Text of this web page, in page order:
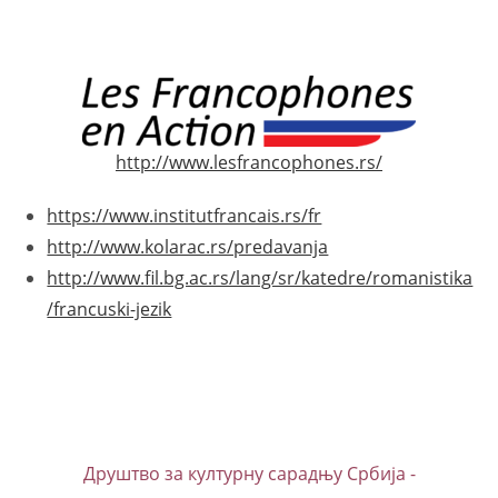
http://www.lesfrancophones.rs/
https://www.institutfrancais.rs/fr
http://www.kolarac.rs/predavanja
http://www.fil.bg.ac.rs/lang/sr/katedre/romanistika
/francuski-jezik
Друштво за културну сарадњу Србија -